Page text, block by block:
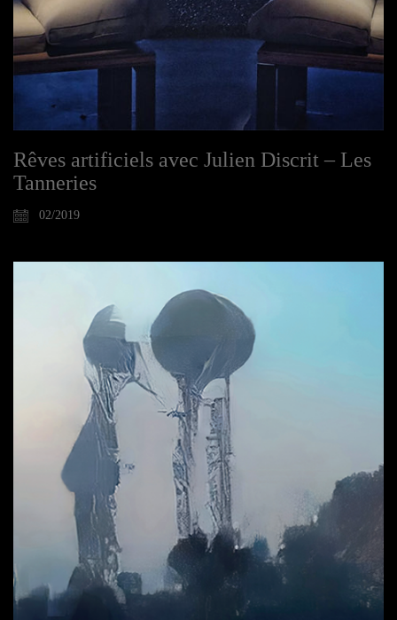
Rêves artificiels avec Julien Discrit – Les
Tanneries
02/2019